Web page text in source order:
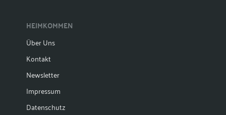
HEIMKOMMEN
Über Uns
Kontakt
Newsletter
Impressum
Datenschutz